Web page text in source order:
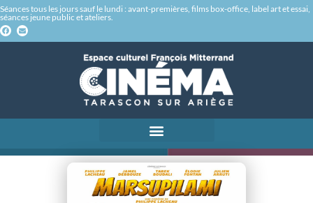
Séances tous les jours sauf le lundi : avant-premières, films box-office, label art et essai,
séances jeune public et ateliers.